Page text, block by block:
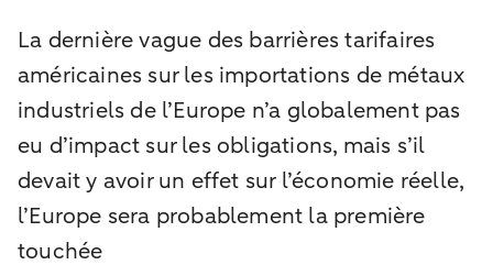
La dernière vague des barrières tarifaires
américaines sur les importations de métaux
industriels de l’Europe n’a globalement pas
eu d’impact sur les obligations, mais s’il
devait y avoir un effet sur l’économie réelle,
l’Europe sera probablement la première
touchée